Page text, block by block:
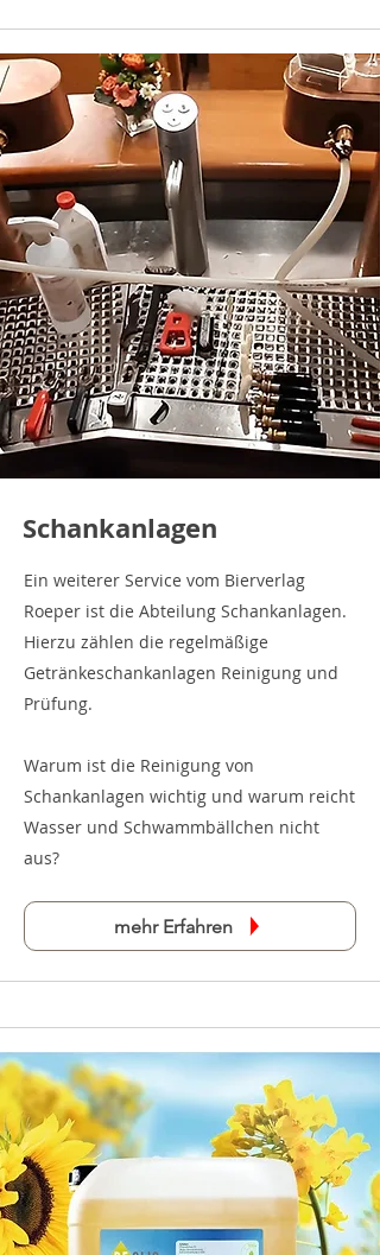
Schankanlagen
Ein weiterer Service vom Bierverlag
Roeper ist die Abteilung Schankanlagen.
Hierzu zählen die regelmäßige
Getränkeschankanlagen Reinigung und
Prüfung.
Warum ist die Reinigung von
Schankanlagen wichtig und warum reicht
Wasser und Schwammbällchen nicht
aus?
mehr Erfahren